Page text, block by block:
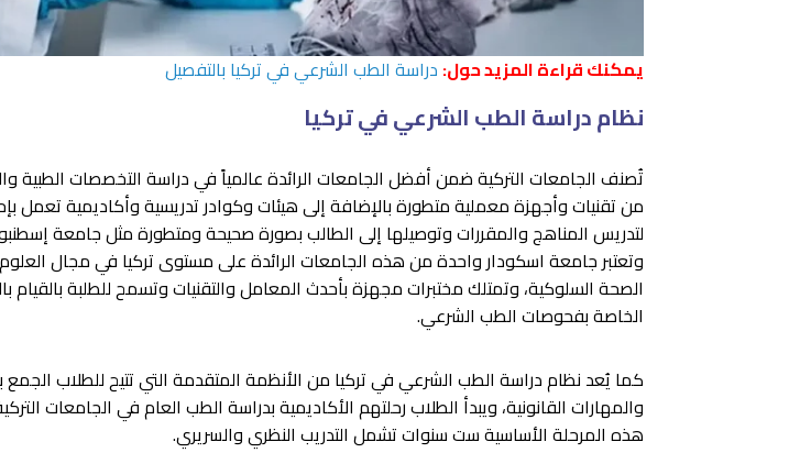
يمكنك قراءة المزيد حول: دراسة الطب الشرعي في تركيا بالتفصيل
نظام دراسة الطب الشرعي في تركيا
تُصنف الجامعات التركية ضمن أفضل الجامعات الرائدة عالمياً في دراسة التخصصات الطبية
من تقنيات وأجهزة معملية متطورة بالإضافة إلى هيئات وكوادر تدريسية وأكاديمية تعمل
لتدريس المناهج والمقررات وتوصيلها إلى الطالب بصورة صحيحة ومتطورة مثل جامعة
وتعتبر جامعة اسكودار واحدة من هذه الجامعات الرائدة على مستوى تركيا في مجال
الصحة السلوكية، وتمتلك مختبرات مجهزة بأحدث المعامل والتقنيات وتسمح للطلبة بالقيام
الخاصة بفحوصات الطب الشرعي.
كما يُعد نظام دراسة الطب الشرعي في تركيا من الأنظمة المتقدمة التي تتيح للطلاب الجمع
والمهارات القانونية، ويبدأ الطلاب رحلتهم الأكاديمية بدراسة الطب العام في الجامعات
هذه المرحلة الأساسية ست سنوات تشمل التدريب النظري والسريري.